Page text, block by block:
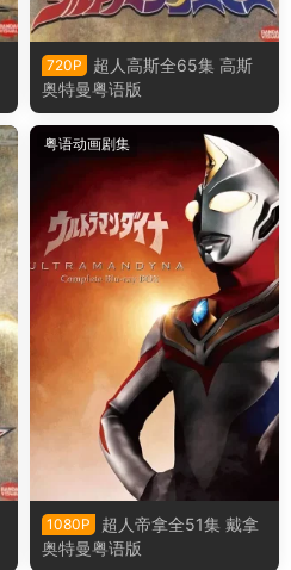
720P
超人高斯全65集 高斯
奥特曼粤语版
粤语动画剧集
1080P
超人帝拿全51集 戴拿
奥特曼粤语版